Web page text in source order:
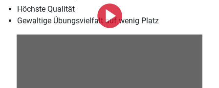
Höchste Qualität
Gewaltige Übungsvielfalt auf wenig Platz